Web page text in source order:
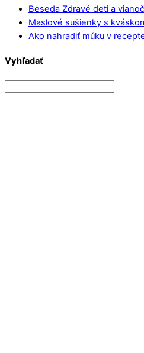
Beseda Zdravé deti a
Maslové sušienky s
Ako nahradiť múku v
Vyhľadať